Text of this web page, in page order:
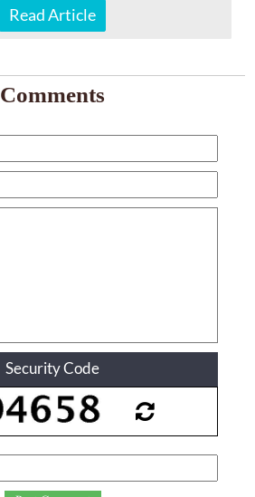
Read Article
Comments
Security Code